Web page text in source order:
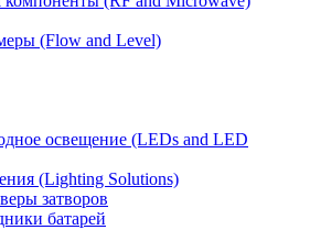
(Flow and Level)
освещение (LEDs and LED
(Lighting Solutions)
затворов
батарей